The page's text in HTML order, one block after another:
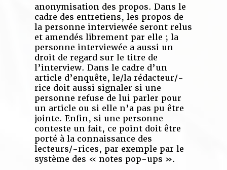
anonymisation des propos. Dans le
cadre des entretiens, les propos de
la personne interviewée seront relus
et amendés librement par elle ; la
personne interviewée a aussi un
droit de regard sur le titre de
l’interview. Dans le cadre d’un
article d’enquête, le/la rédacteur/-
rice doit aussi signaler si une
personne refuse de lui parler pour
un article ou si elle n’a pas pu être
jointe. Enfin, si une personne
conteste un fait, ce point doit être
porté à la connaissance des
lecteurs/-rices, par exemple par le
système des « notes pop-ups ».